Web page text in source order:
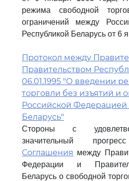
режима свободной
ограничений между
Республикой Беларусь от 6
Протокол между
Правительством
06.01.1995 "О введении
торговли без изъятий и
Российской
Беларусь"
Стороны с
значительный
Соглашения между
Федерации и
Беларусь о свободной